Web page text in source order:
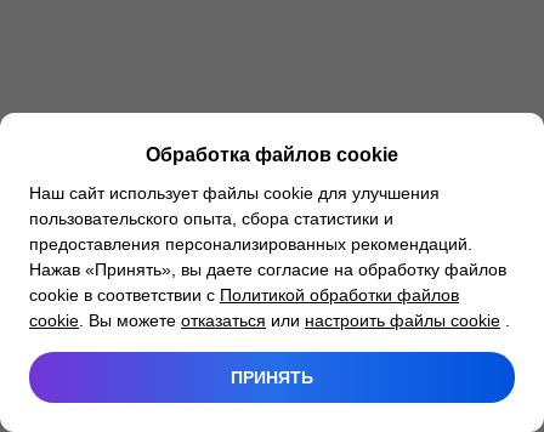
Обработка файлов cookie
Наш сайт использует файлы cookie для улучшения
пользовательского опыта, сбора статистики и
предоставления персонализированных рекомендаций.
Нажав «Принять», вы даете согласие на обработку файлов
cookie в соответствии с Политикой обработки файлов
cookie . Вы можете отказаться или настроить файлы cookie
ПРИНЯТЬ